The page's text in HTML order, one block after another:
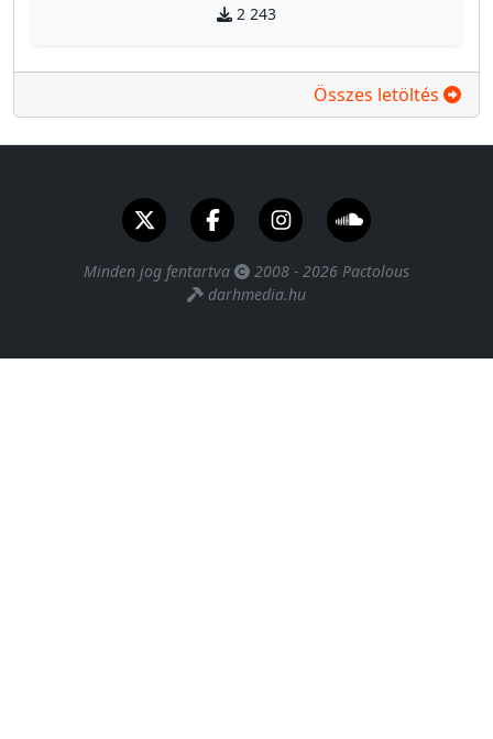
2 243
Összes letöltés
Minden jog fentartva
2008 - 2026 Pactolous
darhmedia.hu